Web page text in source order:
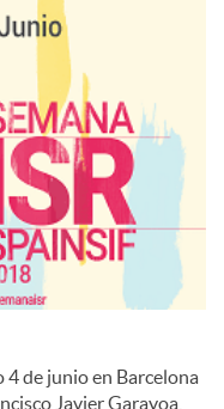
de junio en Barcelona
Javier Garayoa,